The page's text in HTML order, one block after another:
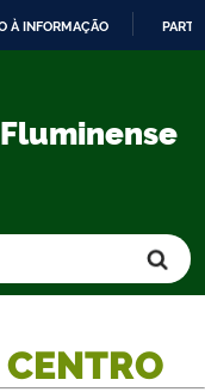
À INFORMAÇÃO